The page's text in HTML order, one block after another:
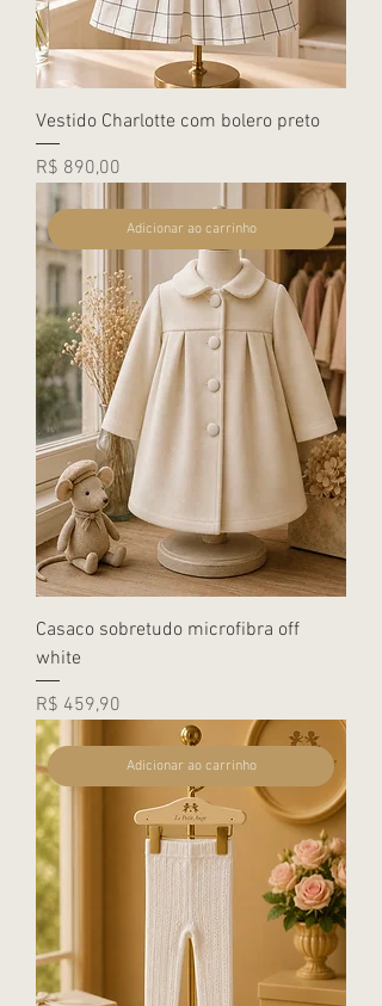
Vestido Charlotte com bolero preto
Preço
R$ 890,00
Adicionar ao carrinho
Casaco sobretudo microfibra off
white
Preço
R$ 459,90
Adicionar ao carrinho